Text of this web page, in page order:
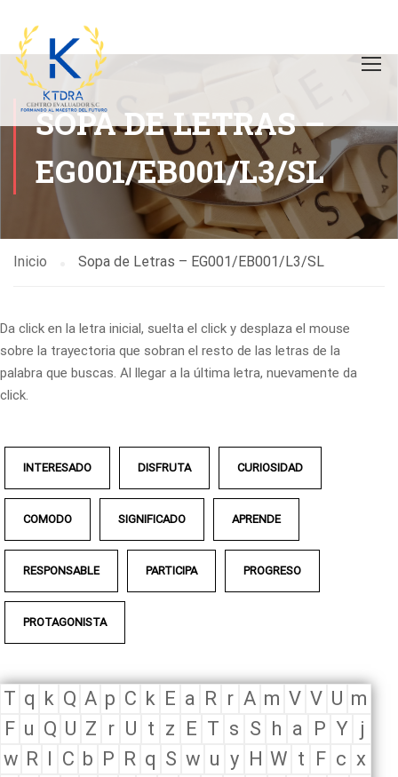
SOPA DE LETRAS –
EG001/EB001/L3/SL
Inicio Sopa de Letras – EG001/EB001/L3/SL
Da click en la letra inicial, suelta el click y desplaza el mouse
sobre la trayectoria que sobran el resto de las letras de la
palabra que buscas. Al llegar a la última letra, nuevamente da
click.
T q k Q A p C k E a R r A m V V U m
F u Q U Z r U t z E T s S h a P Y
j
w R I C b P R q S w u y H W t F c x
INTERESADO DISFRUTA CURIOSIDAD
COMODO SIGNIFICADO APRENDE
RESPONSABLE PARTICIPA PROGRESO
PROTAGONISTA